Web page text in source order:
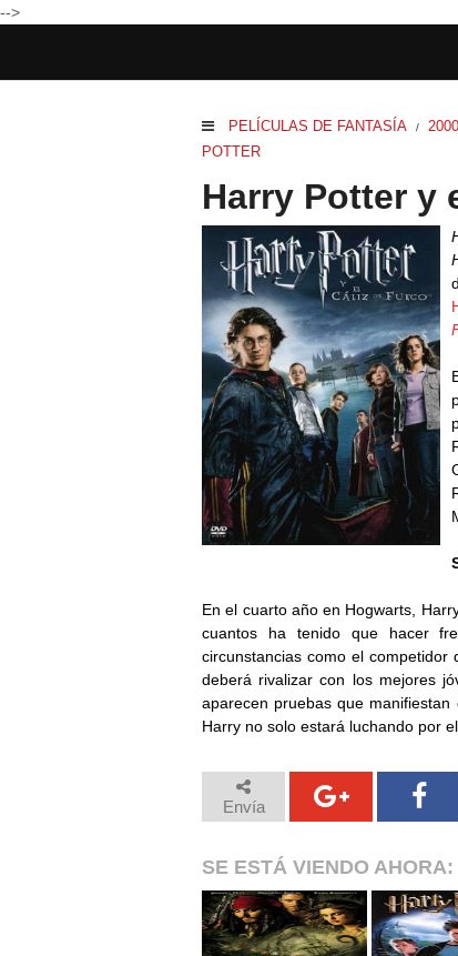
-->
PELÍCULAS DE FANTASÍA /
POTTER
Harry Potter y
En el cuarto año en Hogwarts,
cuantos ha tenido que hacer
circunstancias como el competidor
deberá rivalizar con los mejores
aparecen pruebas que
Harry no solo estará luchando por
Envía
SE ESTÁ VIENDO AHORA: